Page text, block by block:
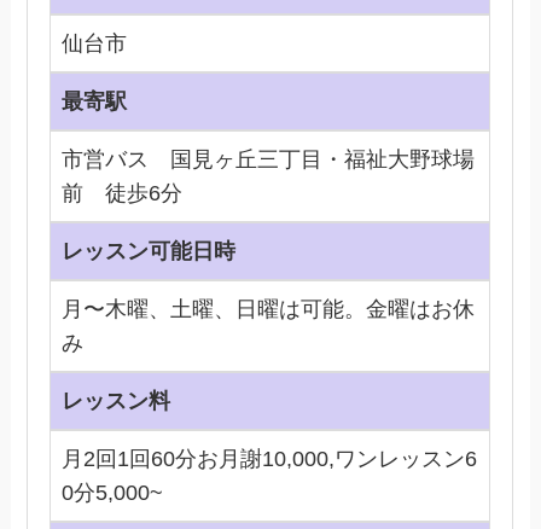
仙台市
最寄駅
市営バス 国見ヶ丘三丁目・福祉大野球場
前 徒歩6分
レッスン可能日時
月〜木曜、土曜、日曜は可能。金曜はお休
み
レッスン料
月2回1回60分お月謝10,000,ワンレッスン6
0分5,000~